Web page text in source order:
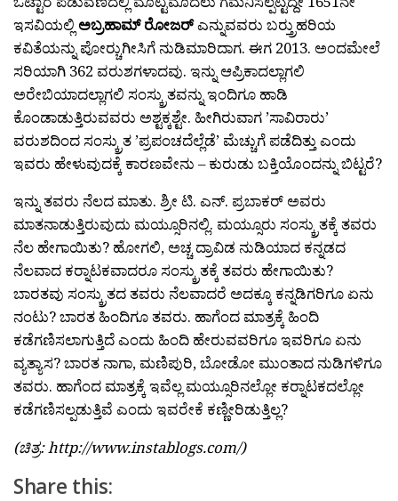
ಇಸವಿಯಲ್ಲಿ ಅಬ್ರಹಾಮ್ ರೋಜರ್ಎನ್ನುವವರು ಬರ‍್ತ್ರುಹರಿಯ
ಕವಿತೆಯನ್ನು ಪೋರ‍್ಚುಗೀಸಿಗೆ ನುಡಿಮಾರಿದಾಗ. ಈಗ 2013. ಅಂದಮೇಲೆ
ಸರಿಯಾಗಿ 362 ವರುಶಗಳಾದವು. ಇನ್ನು ಆಪ್ರಿಕಾದಲ್ಲಾಗಲಿ
ಅರೇಬಿಯಾದಲ್ಲಾಗಲಿ ಸಂಸ್ಕ್ರುತವನ್ನು ಇಂದಿಗೂ ಹಾಡಿ
ಕೊಂಡಾಡುತ್ತಿರುವವರು ಅಶ್ಟಕ್ಕಶ್ಟೇ. ಹೀಗಿರುವಾಗ ’ಸಾವಿರಾರು’
ವರುಶದಿಂದ ಸಂಸ್ಕ್ರುತ ’ಪ್ರಪಂಚದೆಲ್ಲೆಡೆ’ ಮೆಚ್ಚುಗೆ ಪಡೆದಿತ್ತು ಎಂದು
ಇವರು ಹೇಳುವುದಕ್ಕೆ ಕಾರಣವೇನು – ಕುರುಡು ಬಕ್ತಿಯೊಂದನ್ನು ಬಿಟ್ಟರೆ?
ಇನ್ನು ತವರು ನೆಲದ ಮಾತು. ಶ್ರೀ ಟಿ. ಎನ್. ಪ್ರಬಾಕರ್ ಅವರು
ಮಾತನಾಡುತ್ತಿರುವುದು ಮಯ್ಸೂರಿನಲ್ಲಿ. ಮಯ್ಸೂರು ಸಂಸ್ಕ್ರುತಕ್ಕೆ ತವರು
ನೆಲ ಹೇಗಾಯಿತು? ಹೋಗಲಿ, ಅಚ್ಚ ದ್ರಾವಿಡ ನುಡಿಯಾದ ಕನ್ನಡದ
ನೆಲವಾದ ಕರ‍್ನಾಟಕವಾದರೂ ಸಂಸ್ಕ್ರುತಕ್ಕೆ ತವರು ಹೇಗಾಯಿತು?
ಬಾರತವು ಸಂಸ್ಕ್ರುತದ ತವರು ನೆಲವಾದರೆ ಅದಕ್ಕೂ ಕನ್ನಡಿಗರಿಗೂ ಏನು
ನಂಟು? ಬಾರತ ಹಿಂದಿಗೂ ತವರು. ಹಾಗೆಂದ ಮಾತ್ರಕ್ಕೆ ಹಿಂದಿ
ಕಡೆಗಣಿಸಲಾಗುತ್ತಿದೆ ಎಂದು ಹಿಂದಿ ಹೇರುವವರಿಗೂ ಇವರಿಗೂ ಏನು
ವ್ಯತ್ಯಾಸ? ಬಾರತ ನಾಗಾ, ಮಣಿಪುರಿ, ಬೋಡೋ ಮುಂತಾದ ನುಡಿಗಳಿಗೂ
ತವರು. ಹಾಗೆಂದ ಮಾತ್ರಕ್ಕೆ ಇವೆಲ್ಲ ಮಯ್ಸೂರಿನಲ್ಲೋ ಕರ‍್ನಾಟಕದಲ್ಲೋ
ಕಡೆಗಣಿಸಲ್ಪಡುತ್ತಿವೆ ಎಂದು ಇವರೇಕೆ ಕಣ್ಣೀರಿಡುತ್ತಿಲ್ಲ?
(ಚಿತ್ರ: http://www.instablogs.com/)
Share this: